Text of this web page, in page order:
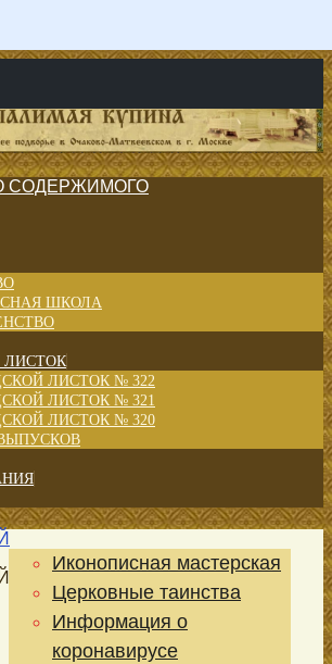
СОДЕРЖИМОГО
ШКОЛА
ЛИСТОК
ЛИСТОК № 322
ЛИСТОК № 321
ЛИСТОК № 320
Иконописная мастерская
Церковные таинства
Информация о
коронавирусе